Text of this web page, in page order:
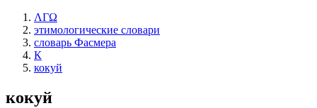
ΛΓΩ
этимологические словари
словарь Фасмера
К
кокуй
кокуй